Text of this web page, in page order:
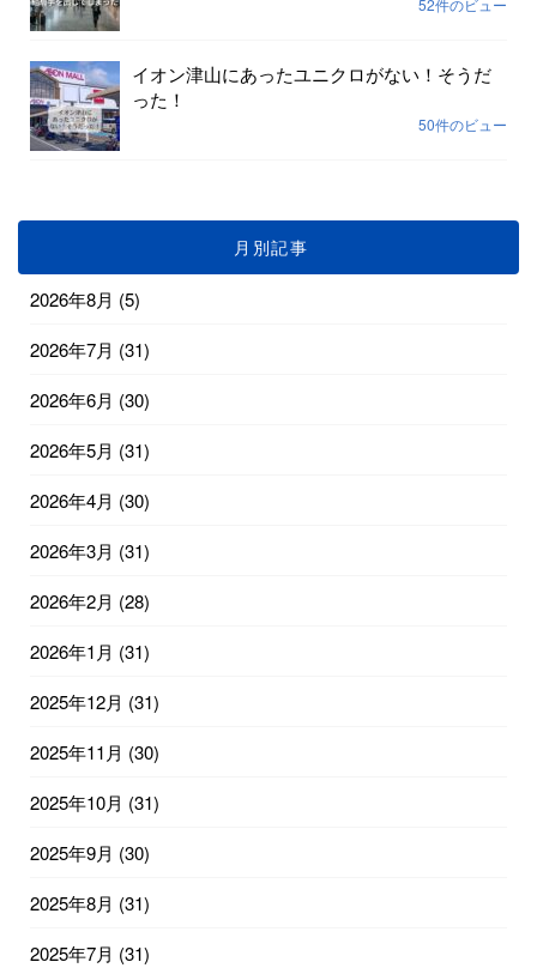
52件のビュー
イオン津山にあったユニクロがない！そうだ
った！
50件のビュー
月別記事
2026年8月 (5)
2026年7月 (31)
2026年6月 (30)
2026年5月 (31)
2026年4月 (30)
2026年3月 (31)
2026年2月 (28)
2026年1月 (31)
2025年12月 (31)
2025年11月 (30)
2025年10月 (31)
2025年9月 (30)
2025年8月 (31)
2025年7月 (31)